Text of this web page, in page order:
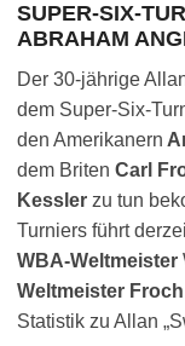
SUPER-SIX-
ABRAHAM
Der 30-jährige
dem Super-Six-
den Amerikanern
dem Briten Carl
Kessler zu tun
Turniers führt
WBA-Weltmeister
Weltmeister Froch
Statistik zu Allan